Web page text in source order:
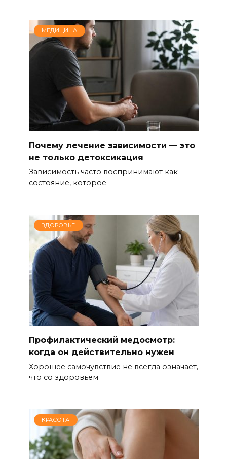
МЕДИЦИНА
Почему лечение зависимости — это
не только детоксикация
Зависимость часто воспринимают как
состояние, которое
ЗДОРОВЬЕ
Профилактический медосмотр:
когда он действительно нужен
Хорошее самочувствие не всегда означает,
что со здоровьем
КРАСОТА